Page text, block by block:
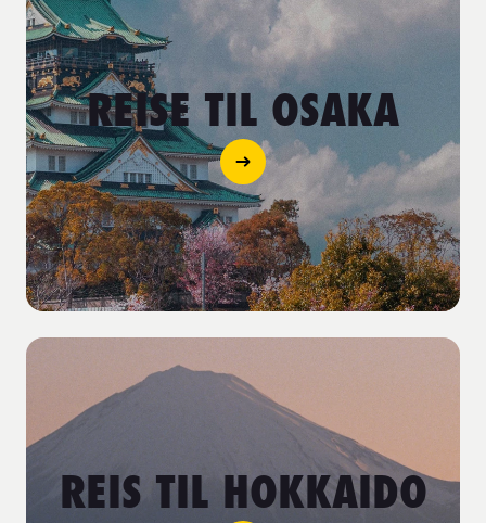
REISE TIL OSAKA
REIS TIL HOKKAIDO